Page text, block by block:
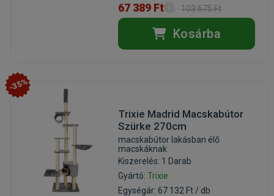
67 389 Ft 103 675 Ft
Kosárba
-35%
Trixie Madrid Macskabútor
Szürke 270cm
macskabútor lakásban élő
macskáknak
Kiszerelés: 1 Darab
Gyártó: Trixie
Egységár: 67 132 Ft / db